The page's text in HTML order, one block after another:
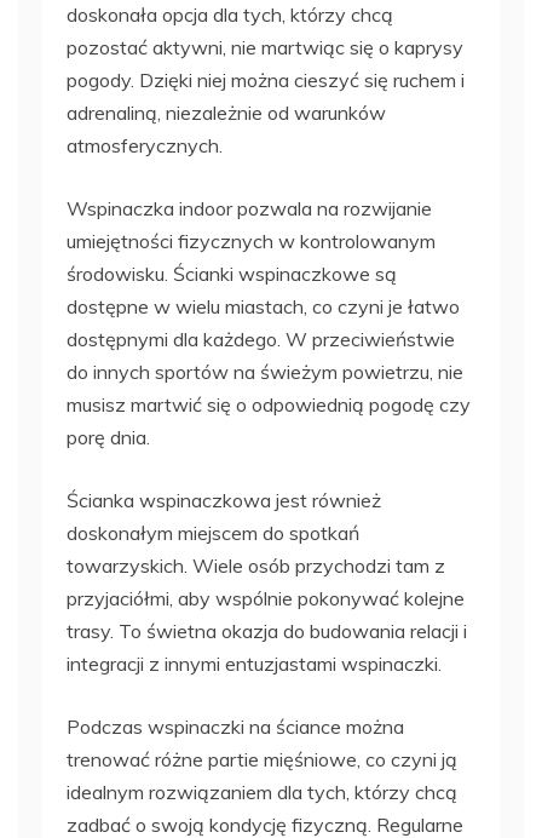
doskonała opcja dla tych, którzy chcą
pozostać aktywni, nie martwiąc się o kaprysy
pogody. Dzięki niej można cieszyć się ruchem i
adrenaliną, niezależnie od warunków
atmosferycznych.
Wspinaczka indoor pozwala na rozwijanie
umiejętności fizycznych w kontrolowanym
środowisku. Ścianki wspinaczkowe są
dostępne w wielu miastach, co czyni je łatwo
dostępnymi dla każdego. W przeciwieństwie
do innych sportów na świeżym powietrzu, nie
musisz martwić się o odpowiednią pogodę czy
porę dnia.
Ścianka wspinaczkowa jest również
doskonałym miejscem do spotkań
towarzyskich. Wiele osób przychodzi tam z
przyjaciółmi, aby wspólnie pokonywać kolejne
trasy. To świetna okazja do budowania relacji i
integracji z innymi entuzjastami wspinaczki.
Podczas wspinaczki na ściance można
trenować różne partie mięśniowe, co czyni ją
idealnym rozwiązaniem dla tych, którzy chcą
zadbać o swoją kondycję fizyczną. Regularne